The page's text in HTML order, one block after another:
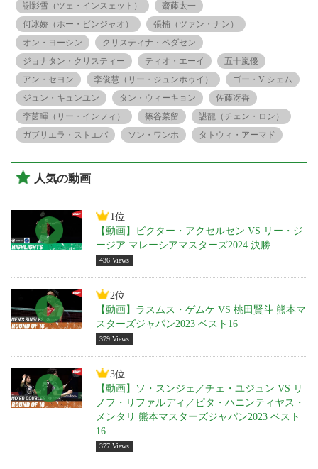
謝影雪（ツェ・インスェット）
齋藤太一
何冰娇（ホー・ビンジャオ）
張楠（ツァン・ナン）
オン・ヨーシン
クリスティナ・ペダセン
ジョナタン・クリスティー
ティオ・エーイ
五十嵐優
アン・セヨン
李俊慧（リー・ジュンホゥイ）
ゴー・V シェム
ジュン・キュンユン
タン・ウィーキョン
佐藤冴香
李茵暉（リー・インフィ）
篠谷菜留
諶龍（チェン・ロン）
ガブリエラ・ストエバ
ソン・ワンホ タトウィ・アーマド
人気の動画
1位
【動画】ビクター・アクセルセン VS リー・ジ
ージア マレーシアマスターズ2024 決勝
436 Views
2位
【動画】ラスムス・ゲムケ VS 桃田賢斗 熊本マ
スターズジャパン2023 ベスト16
379 Views
3位
【動画】ソ・スンジェ／チェ・ユジュン VS リ
ノフ・リファルディ／ピタ・ハニンティヤス・
メンタリ 熊本マスターズジャパン2023 ベスト
16
377 Views